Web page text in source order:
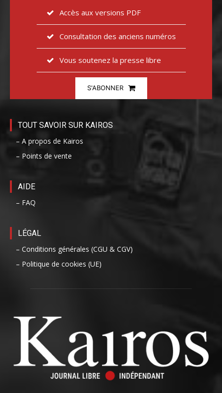
Accès aux versions PDF
Consultation des anciens numéros
Vous soutenez la presse libre
S'ABONNER
TOUT SAVOIR SUR KAIROS
– A propos de Kairos
– Points de vente
AIDE
– FAQ
LÉGAL
– Conditions générales (CGU & CGV)
– Politique de cookies (UE)